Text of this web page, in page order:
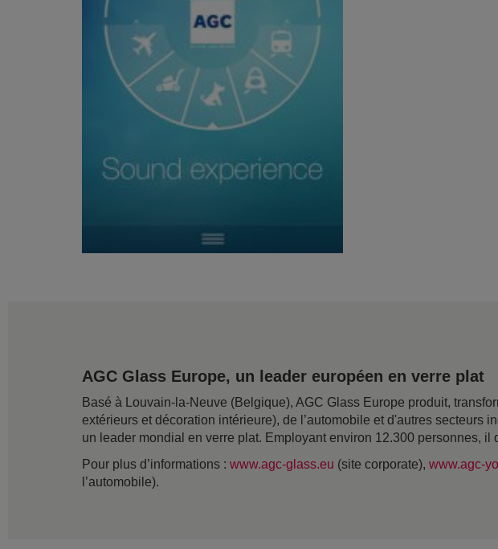
AGC Glass Europe, un leader européen en verre plat
Basé à Louvain-la-Neuve (Belgique), AGC Glass Europe produit,
extérieurs et décoration intérieure), de l’automobile et d'autres secteurs
un leader mondial en verre plat. Employant environ 12.300 personnes,
Pour plus d’informations : www.agc-glass.eu (site corporate), www.agc-
l’automobile).